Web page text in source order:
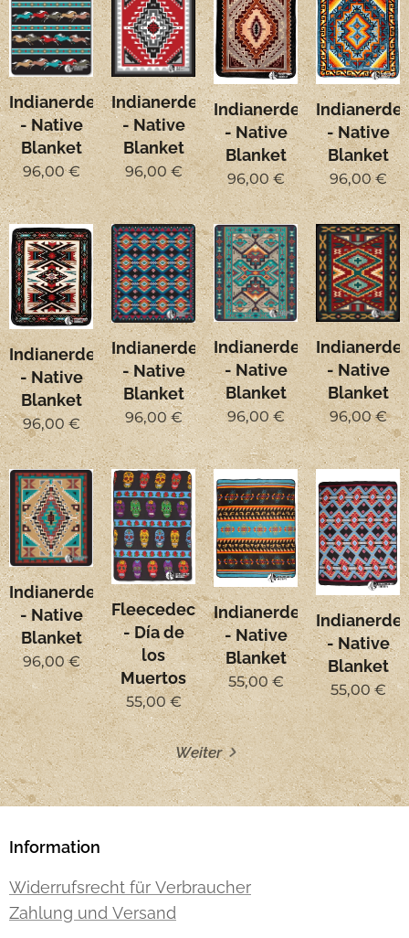
Indianerdecke
- Native
Blanket
96,00€
Indianerdecke
- Native
Blanket
96,00 €
Indianerdecke
- Native
Blanket
96,00€
- Native
Blanket
96,00€
Indianerdecke
- Native
Blanket
96,00€
Indianerdecke
- Native
Blanket
96,00€
Indianerdecke
- Native
Blanket
96,00€
- Native
Blanket
96,00€
Indianerdecke
- Native
Blanket
96,00€
Fleecedecke
- Día de
los
Muertos
55,00€
Indianerdecke
- Native
Blanket
55,00€
- Native
Blanket
55,00€
Weiter
Information
Widerrufsrecht für Verbraucher
Zahlung und Versand